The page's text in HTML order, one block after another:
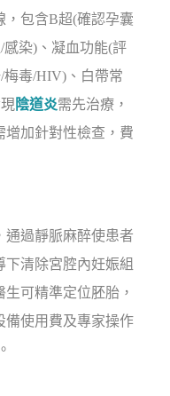
，包含B超(確認孕囊
染)、凝血功能(評
梅毒/HIV)、白帶常
陰道炎需先治療，
增加針對性檢查，費
通過靜脈麻醉使患者
清除宮腔內妊娠組
可精準定位胚胎，
備使用費及專家操作